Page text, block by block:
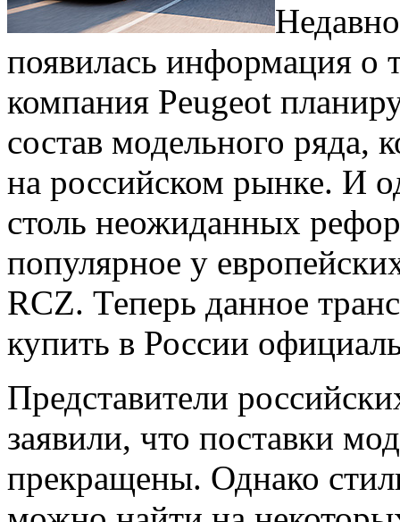
появилась информация о
компания Peugeot
состав модельного ряда,
на российском рынке. И
столь неожиданных
популярное у
RCZ. Теперь данное
купить в России
Представители
заявили, что поставки
прекращены. Однако